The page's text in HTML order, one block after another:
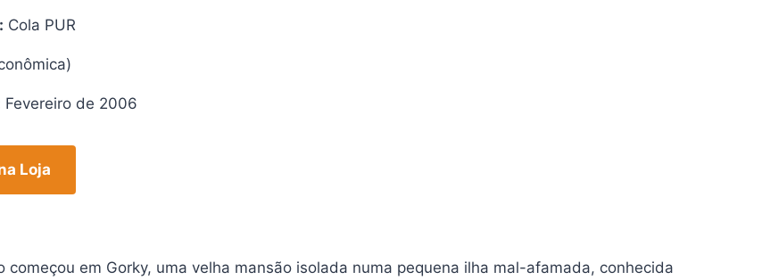
Cola PUR
Fevereiro de 2006
Loja
começou em Gorky, uma velha mansão isolada numa pequena ilha mal-afamada, conhecida